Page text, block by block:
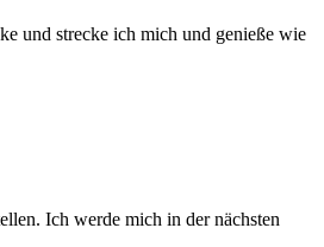
und strecke ich mich und genieße wie
Ich werde mich in der nächsten